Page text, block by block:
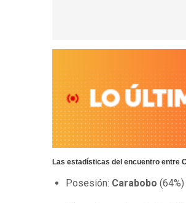
Las estadísticas del encuentro entre
Posesión: Carabobo (64%)